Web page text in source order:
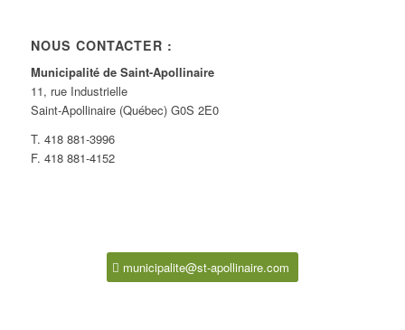
NOUS CONTACTER :
Municipalité de Saint-Apollinaire
11, rue Industrielle
Saint-Apollinaire (Québec) G0S 2E0
T. 418 881-3996
F. 418 881-4152
municipalite@st-apollinaire.com